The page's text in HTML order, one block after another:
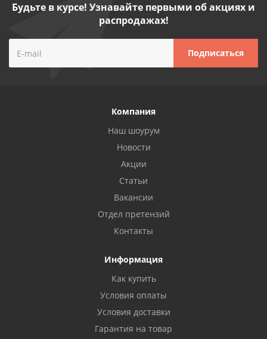
Будьте в курсе! Узнавайте первыми об акциях и
распродажах!
Компания
Наш шоурум
Новости
Акции
Статьи
Вакансии
Отдел претензий
Контакты
Информация
Как купить
Условия оплаты
Условия доставки
Гарантия на товар